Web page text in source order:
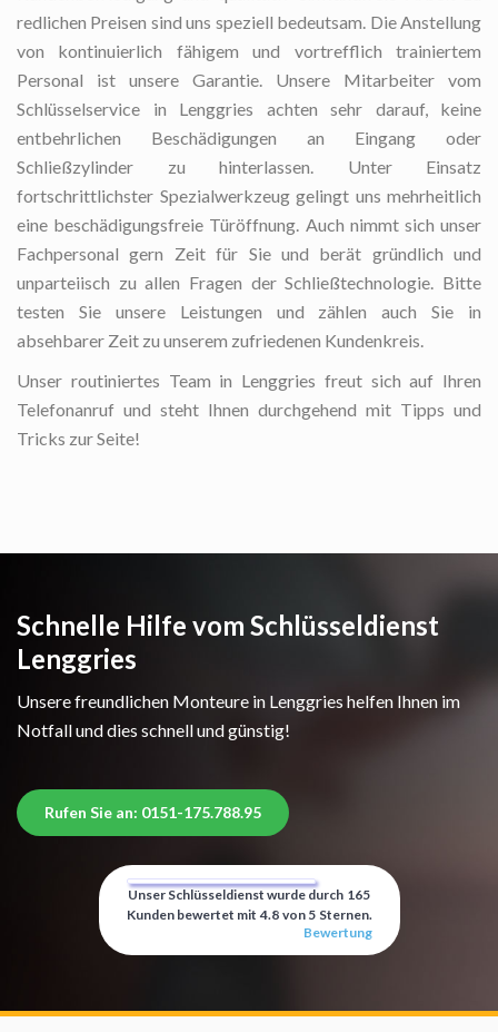
redlichen Preisen sind uns speziell bedeutsam. Die Anstellung
von kontinuierlich fähigem und vortrefflich trainiertem
Personal ist unsere Garantie. Unsere Mitarbeiter vom
Schlüsselservice in Lenggries achten sehr darauf, keine
entbehrlichen Beschädigungen an Eingang oder
Schließzylinder zu hinterlassen. Unter Einsatz
fortschrittlichster Spezialwerkzeug gelingt uns mehrheitlich
eine beschädigungsfreie Türöffnung. Auch nimmt sich unser
Fachpersonal gern Zeit für Sie und berät gründlich und
unparteiisch zu allen Fragen der Schließtechnologie. Bitte
testen Sie unsere Leistungen und zählen auch Sie in
absehbarer Zeit zu unserem zufriedenen Kundenkreis.
Unser routiniertes Team in Lenggries freut sich auf Ihren
Telefonanruf und steht Ihnen durchgehend mit Tipps und
Tricks zur Seite!
Schnelle Hilfe vom Schlüsseldienst
Lenggries
Unsere freundlichen Monteure in Lenggries helfen Ihnen im
Notfall und dies schnell und günstig!
Rufen Sie an: 0151-175.788.95
Unser Schlüsseldienst wurde durch 165
Kunden bewertet mit 4.8 von 5 Sternen.
Bewertung